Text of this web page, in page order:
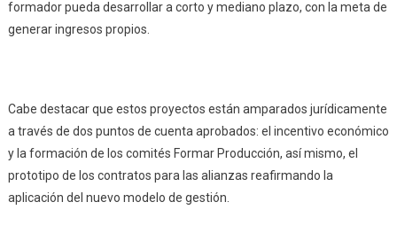
formador pueda desarrollar a corto y mediano plazo, con la meta de
generar ingresos propios.
Cabe destacar que estos proyectos están amparados jurídicamente
a través de dos puntos de cuenta aprobados: el incentivo económico
y la formación de los comités Formar Producción, así mismo, el
prototipo de los contratos para las alianzas reafirmando la
aplicación del nuevo modelo de gestión.